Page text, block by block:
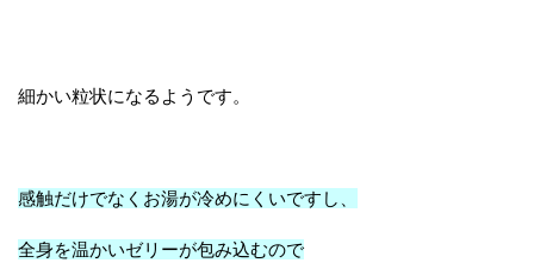
細かい粒状になるようです。
感触だけでなくお湯が冷めにくいですし、
全身を温かいゼリーが包み込むので